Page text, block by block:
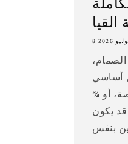
2026
أساسي
أو ¾
يكون